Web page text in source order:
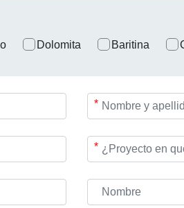
Dolomita Baritina
*
*